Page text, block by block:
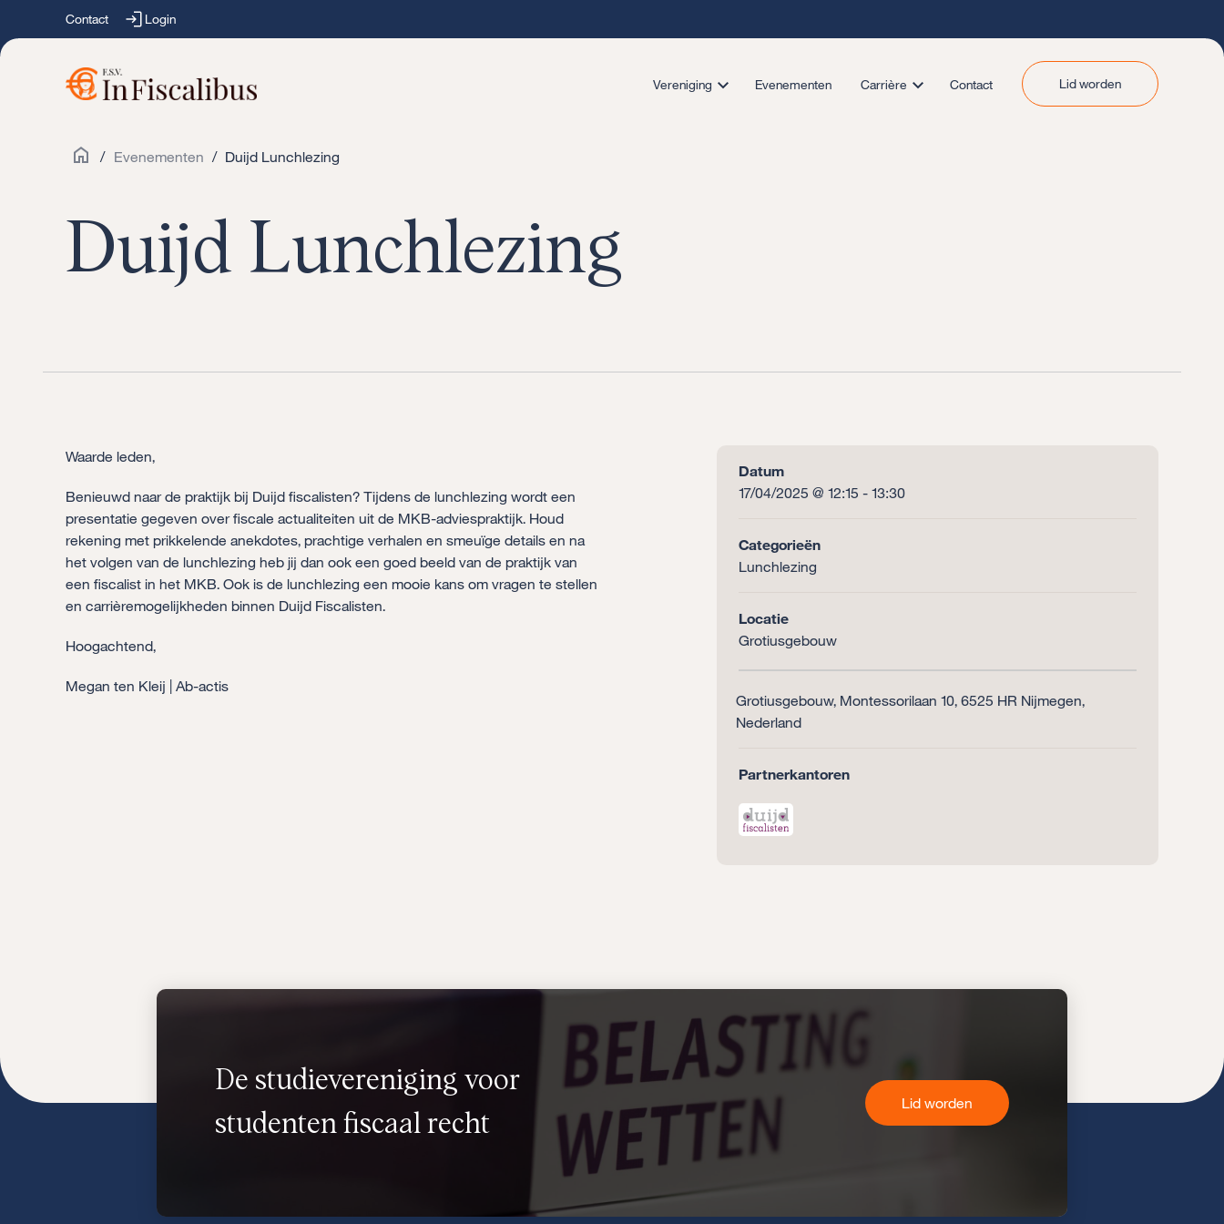
Contact Login
Vereniging Evenementen Carrière Contact Lid worden
/ Evenementen / Duijd Lunchlezing
Duijd Lunchlezing
Waarde leden,
Benieuwd naar de praktijk bij Duijd fiscalisten? Tijdens de lunchlezing wordt een
presentatie gegeven over fiscale actualiteiten uit de MKB-adviespraktijk. Houd
rekening met prikkelende anekdotes, prachtige verhalen en smeuïge details en na
het volgen van de lunchlezing heb jij dan ook een goed beeld van de praktijk van
een fiscalist in het MKB. Ook is de lunchlezing een mooie kans om vragen te stellen
en carrièremogelijkheden binnen Duijd Fiscalisten.
Hoogachtend,
Megan ten Kleij | Ab-actis
Datum
17/04/2025 @ 12:15 - 13:30
Categorieën
Lunchlezing
Locatie
Grotiusgebouw
Grotiusgebouw, Montessorilaan 10, 6525 HR Nijmegen,
Nederland
Partnerkantoren
De studievereniging voor
studenten fiscaal recht
Lid worden